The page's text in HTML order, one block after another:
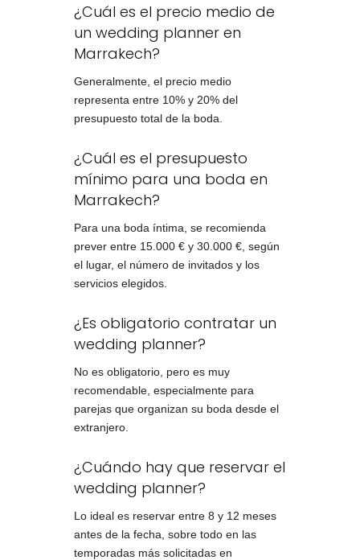
¿Cuál es el precio medio de
un wedding planner en
Marrakech?
Generalmente, el precio medio
representa entre 10% y 20% del
presupuesto total de la boda.
¿Cuál es el presupuesto
mínimo para una boda en
Marrakech?
Para una boda íntima, se recomienda
prever entre 15.000 € y 30.000 €, según
el lugar, el número de invitados y los
servicios elegidos.
¿Es obligatorio contratar un
wedding planner?
No es obligatorio, pero es muy
recomendable, especialmente para
parejas que organizan su boda desde el
extranjero.
¿Cuándo hay que reservar el
wedding planner?
Lo ideal es reservar entre 8 y 12 meses
antes de la fecha, sobre todo en las
temporadas más solicitadas en